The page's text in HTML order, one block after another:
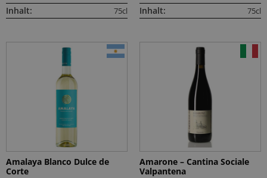
Inhalt: 75cl Inhalt: 75cl
Amalaya Blanco Dulce de
Corte
Amarone – Cantina Sociale
Valpantena